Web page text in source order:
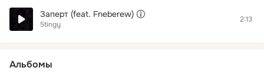
Заперт (feat. Fneberew)
5tingy
2:13
Альбомы